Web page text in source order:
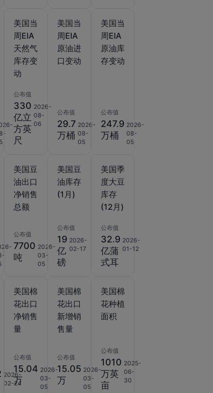
美国当
周EIA
天然气
库存变
动
公布值
330
亿立
方英
尺
2026-
08-
06
美国当
周EIA
原油进
口变动
公布值
29.7
万桶
2026-
08-
05
美国当
周EIA
原油库
存变动
公布值
247.9
万桶
2026-
08-
05
美国豆
油出口
净销售
总额
公布值
7700
吨
2026-
03-
05
美国豆
油库存
(1月)
公布值
19
亿
磅
2026-
02-17
美国季
度大豆
库存
(12月)
公布值
32.9
亿蒲
式耳
2026-
01-12
2026-
02-24
美国棉
花出口
净销售
量
公布值
15.04
万
2026-
03-
05
美国棉
花出口
新增销
售量
公布值
15.05
万
2026-
03-
05
美国棉
花种植
面积
公布值
1010
万英
亩
2025-
06-
30